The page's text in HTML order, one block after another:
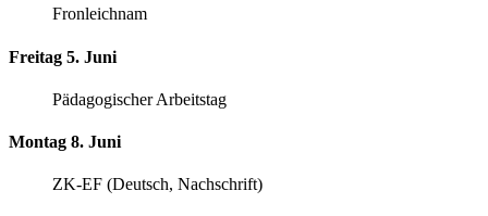
Fronleichnam
Freitag 5. Juni
Pädagogischer Arbeitstag
Montag 8. Juni
ZK-EF (Deutsch, Nachschrift)